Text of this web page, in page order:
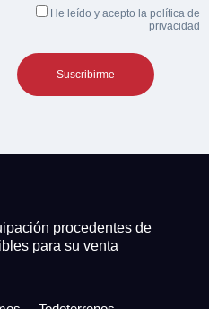
He leído y acepto la política de
privacidad
procedentes de
para su venta
y las Condiciones de Uso.
acuerdo con ambas.